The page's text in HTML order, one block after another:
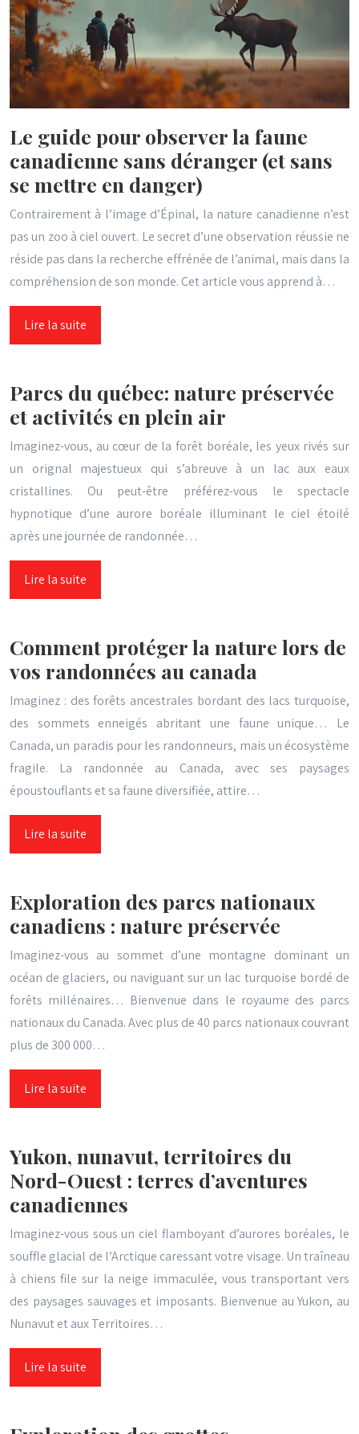
Le guide pour observer la faune
canadienne sans déranger (et sans
se mettre en danger)
Contrairement à l’image d’Épinal, la nature canadienne n’est
pas un zoo à ciel ouvert. Le secret d’une observation réussie ne
réside pas dans la recherche effrénée de l’animal, mais dans la
compréhension de son monde. Cet article vous apprend à…
Lire la suite
Parcs du québec: nature préservée
et activités en plein air
Imaginez-vous, au cœur de la forêt boréale, les yeux rivés sur
un orignal majestueux qui s’abreuve à un lac aux eaux
cristallines. Ou peut-être préférez-vous le spectacle
hypnotique d’une aurore boréale illuminant le ciel étoilé
après une journée de randonnée…
Lire la suite
Comment protéger la nature lors de
vos randonnées au canada
Imaginez : des forêts ancestrales bordant des lacs turquoise,
des sommets enneigés abritant une faune unique… Le
Canada, un paradis pour les randonneurs, mais un écosystème
fragile. La randonnée au Canada, avec ses paysages
époustouflants et sa faune diversifiée, attire…
Lire la suite
Exploration des parcs nationaux
canadiens : nature préservée
Imaginez-vous au sommet d’une montagne dominant un
océan de glaciers, ou naviguant sur un lac turquoise bordé de
forêts millénaires… Bienvenue dans le royaume des parcs
nationaux du Canada. Avec plus de 40 parcs nationaux couvrant
plus de 300 000…
Lire la suite
Yukon, nunavut, territoires du
Nord-Ouest : terres d’aventures
canadiennes
Imaginez-vous sous un ciel flamboyant d’aurores boréales, le
souffle glacial de l’Arctique caressant votre visage. Un traîneau
à chiens file sur la neige immaculée, vous transportant vers
des paysages sauvages et imposants. Bienvenue au Yukon, au
Nunavut et aux Territoires…
Lire la suite